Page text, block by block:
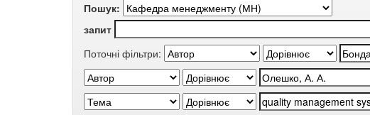
Пошук:
запит
Поточні фільтри: